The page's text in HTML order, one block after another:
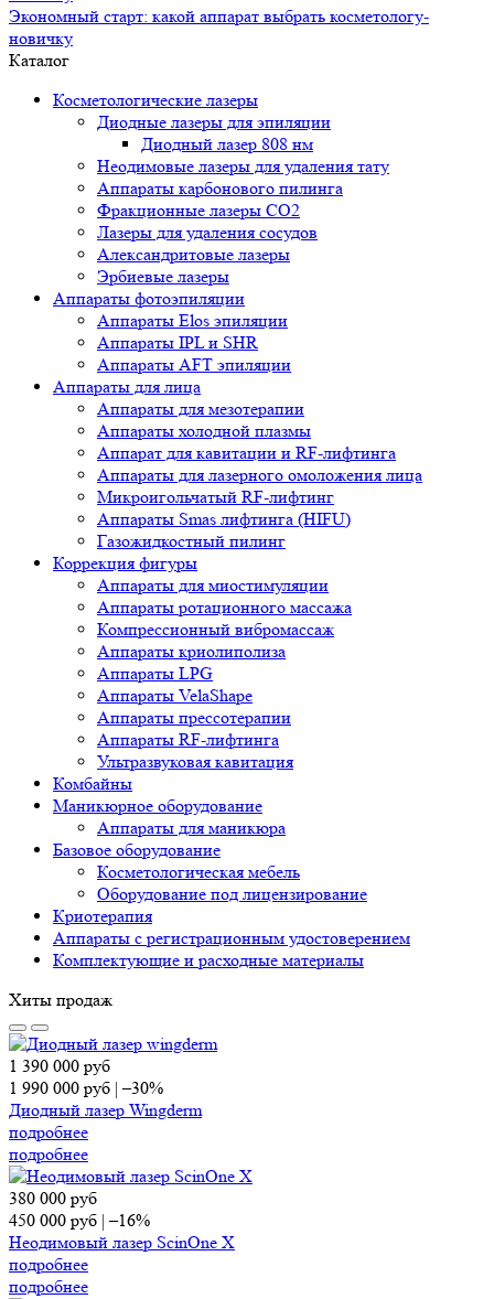
Экономный старт: какой аппарат выбрать косметологу-
новичку
Каталог
Косметологические лазеры
Диодные лазеры для эпиляции
Диодный лазер 808 нм
Неодимовые лазеры для удаления тату
Аппараты карбонового пилинга
Фракционные лазеры CO2
Лазеры для удаления сосудов
Александритовые лазеры
Эрбиевые лазеры
Аппараты фотоэпиляции
Аппараты Elos эпиляции
Аппараты IPL и SHR
Аппараты AFT эпиляции
Аппараты для лица
Аппараты для мезотерапии
Аппараты холодной плазмы
Аппарат для кавитации и RF-лифтинга
Аппараты для лазерного омоложения лица
Микроигольчатый RF-лифтинг
Аппараты Smas лифтинга (HIFU)
Газожидкостный пилинг
Коррекция фигуры
Аппараты для миостимуляции
Аппараты ротационного массажа
Компрессионный вибромассаж
Аппараты криолиполиза
Аппараты LPG
Аппараты VelaShape
Аппараты прессотерапии
Аппараты RF-лифтинга
Ультразвуковая кавитация
Комбайны
Маникюрное оборудование
Аппараты для маникюра
Базовое оборудование
Косметологическая мебель
Оборудование под лицензирование
Криотерапия
Аппараты c регистрационным удостоверением
Комплектующие и расходные материалы
Хиты продаж
1 390 000 руб
1 990 000 руб |–30%
Диодный лазер Wingderm
подробнее
подробнее
380 000 руб
450 000 руб |–16%
Неодимовый лазер ScinOne X
подробнее
подробнее